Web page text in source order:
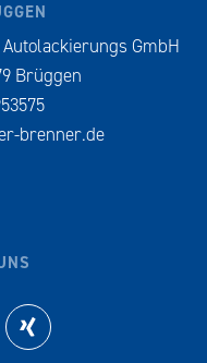
GmbH
Brüggen
brenner.de